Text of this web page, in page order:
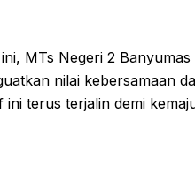
MTs Negeri 2
nilai kebersamaan
terus terjalin demi